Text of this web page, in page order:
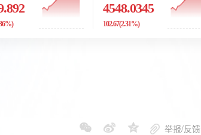
4548.0345
102.67(2.31%)
举报/反馈